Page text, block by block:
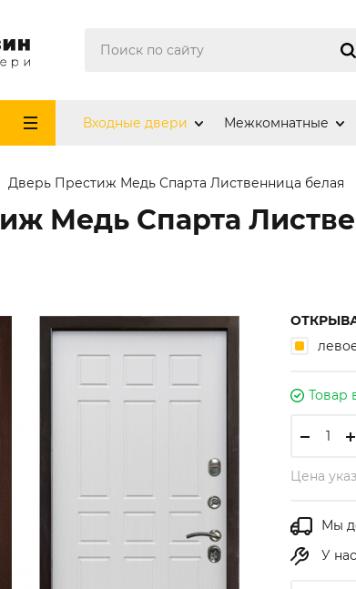
Входные двери Межкомнатные
Дверь Престиж Медь Спарта Лиственница белая
Медь Спарта
Товар
Цена
Мы
У